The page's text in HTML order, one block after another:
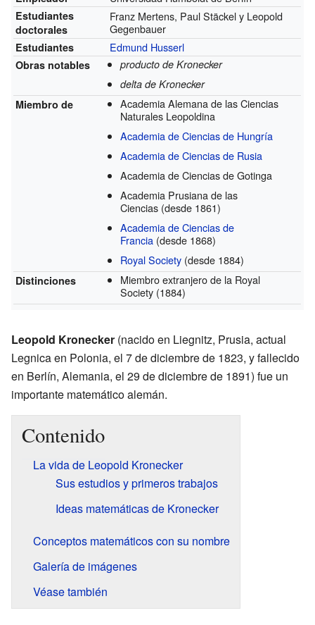
Estudiantes
doctorales
Franz Mertens, Paul Stäckel y Leopold
Gegenbauer
Estudiantes Edmund Husserl
Obras notables
producto de Kronecker
delta de Kronecker
Miembro de
Academia Alemana de las Ciencias
Naturales Leopoldina
Academia de Ciencias de Hungría
Academia de Ciencias de Rusia
Academia de Ciencias de Gotinga
Academia Prusiana de las
Ciencias (desde 1861)
Academia de Ciencias de
Francia (desde 1868)
Royal Society (desde 1884)
Distinciones
Miembro extranjero de la Royal
Society (1884)
Leopold Kronecker (nacido en Liegnitz, Prusia, actual
Legnica en Polonia, el 7 de diciembre de 1823, y fallecido
en Berlín, Alemania, el 29 de diciembre de 1891) fue un
importante matemático alemán.
Contenido
La vida de Leopold Kronecker
Sus estudios y primeros trabajos
Ideas matemáticas de Kronecker
Conceptos matemáticos con su nombre
Galería de imágenes
Véase también